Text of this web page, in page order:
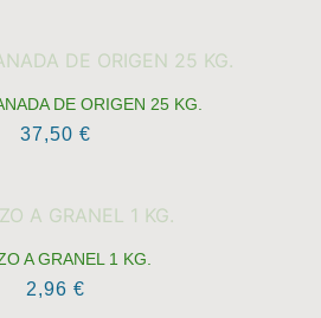
DE ORIGEN 25 KG.
37,50 €
A GRANEL 1 KG.
2,96 €